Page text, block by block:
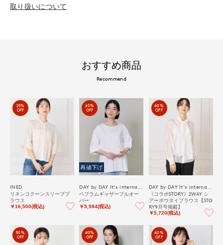
取り扱いについて
おすすめ商品
Recommend
25%
OFF
INED
リネンコクーンスリーブブ
ラウス
￥16,500(税込)
60%
OFF
再値下げ
ペプラムギャザープルオー
バー
￥5,984(税込)
60%
OFF
《コラボSTORY》2WAY シ
アーボウタイブラウス【STO
RY9月号掲載】
￥5,720(税込)
50%
OFF
40%
OFF
40%
OFF